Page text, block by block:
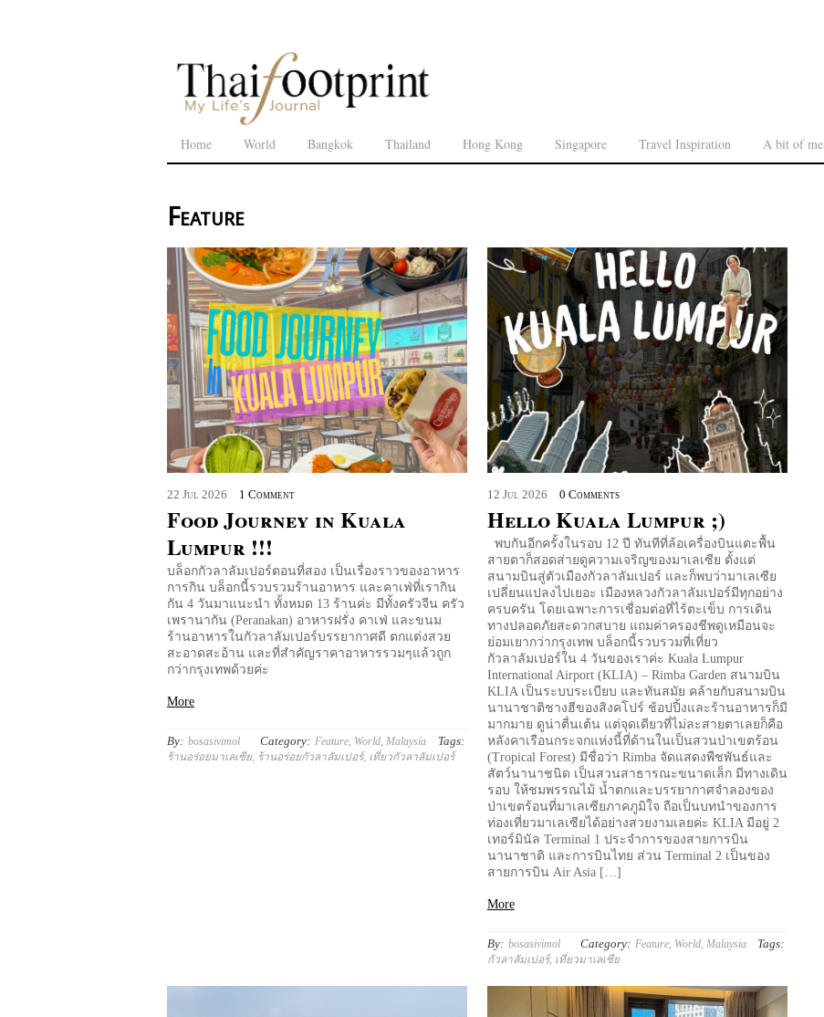
Home World Bangkok Thailand Hong Kong Singapore Travel Inspiration A bit of me
Feature
22 Jul 2026 1 Comment
Food Journey in Kuala
Lumpur !!!
บล็อกกัวลาลัมเปอร์ตอนที่สอง เป็นเรื่องราวของอาหาร
การกิน บล็อกนี้รวบรวมร้านอาหาร และคาเฟ่ที่เรากิน
กัน 4 วันมาแนะนำ ทั้งหมด 13 ร้านค่ะ มีทั้งครัวจีน ครัว
เพรานากัน (Peranakan) อาหารฝรั่ง คาเฟ่ และขนม
ร้านอาหารในกัวลาลัมเปอร์บรรยากาศดี ตกแต่งสวย
สะอาดสะอ้าน และที่สำคัญราคาอาหารรวมๆแล้วถูก
กว่ากรุงเทพด้วยค่ะ
More
By: bosasivimol Category: Feature World Malaysia Tags:
ร้านอร่อยมาเลเซีย, ร้านอร่อยกัวลาลัมเปอร์, เที่ยวกัวลาลัมเปอร์
12 Jul 2026 0 Comments
Hello Kuala Lumpur ;)
พบกันอีกครั้งในรอบ 12 ปี ทันทีที่ล้อเครื่องบินแตะพื้น
สายตาก็สอดส่ายดูความเจริญของมาเลเซีย ตั้งแต่
สนามบินสู่ตัวเมืองกัวลาลัมเปอร์ และก็พบว่ามาเลเซีย
เปลี่ยนแปลงไปเยอะ เมืองหลวงกัวลาลัมเปอร์มีทุกอย่าง
ครบครัน โดยเฉพาะการเชื่อมต่อที่ไร้ตะเข็บ การเดิน
ทางปลอดภัยสะดวกสบาย แถมค่าครองชีพดูเหมือนจะ
ย่อมเยากว่ากรุงเทพ บล็อกนี้รวบรวมที่เที่ยว
กัวลาลัมเปอร์ใน 4 วันของเราค่ะ Kuala Lumpur
International Airport (KLIA) – Rimba Garden สนามบิน
KLIA เป็นระบบระเบียบ และทันสมัย คล้ายกับสนามบิน
นานาชาติชางฮีของสิงคโปร์ ช้อปปิ้งและร้านอาหารก็มี
มากมาย ดูน่าตื่นเต้น แต่จุดเดียวที่ไม่ละสายตาเลยก็คือ
หลังคาเรือนกระจกแห่งนี้ที่ด้านในเป็นสวนป่าเขตร้อน
(Tropical Forest) มีชื่อว่า Rimba จัดแสดงพืชพันธ์และ
สัตว์นานาชนิด เป็นสวนสาธารณะขนาดเล็ก มีทางเดิน
รอบ ให้ชมพรรณไม้ น้ำตกและบรรยากาศจำลองของ
ป่าเขตร้อนที่มาเลเซียภาคภูมิใจ ถือเป็นบทนำของการ
ท่องเที่ยวมาเลเซียได้อย่างสวยงามเลยค่ะ KLIA มีอยู่ 2
เทอร์มินัล Terminal 1 ประจำการของสายการบิน
นานาชาติ และการบินไทย ส่วน Terminal 2 เป็นของ
สายการบิน Air Asia […]
More
By: bosasivimol Category: Feature, World, Malaysia Tags:
กัวลาลัมเปอร์, เที่ยวมาเลเซีย